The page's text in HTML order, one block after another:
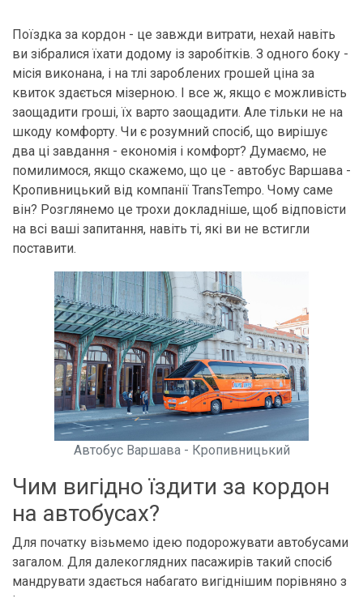
Поїздка за кордон - це завжди витрати, нехай навіть
ви зібралися їхати додому із заробітків. З одного боку -
місія виконана, і на тлі зароблених грошей ціна за
квиток здається мізерною. І все ж, якщо є можливість
заощадити гроші, їх варто заощадити. Але тільки не на
шкоду комфорту. Чи є розумний спосіб, що вирішує
два ці завдання - економія і комфорт? Думаємо, не
помилимося, якщо скажемо, що це - автобус Варшава -
Кропивницький від компанії TransTempo. Чому саме
він? Розглянемо це трохи докладніше, щоб відповісти
на всі ваші запитання, навіть ті, які ви не встигли
поставити.
Автобус Варшава - Кропивницький
Чим вигідно їздити за кордон
на автобусах?
Для початку візьмемо ідею подорожувати автобусами
загалом. Для далекоглядних пасажирів такий спосіб
мандрувати здається набагато вигіднішим порівняно з